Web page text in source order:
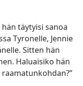
täytyisi sanoa
Tyronelle, Jennie
Sitten hän
Haluaisiko hän